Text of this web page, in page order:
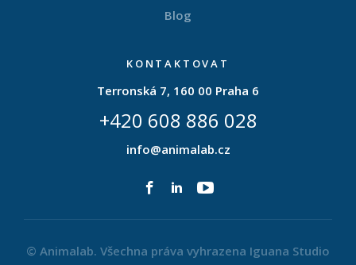
Blog
KONTAKTOVAT
Terronská 7, 160 00 Praha 6
+420 608 886 028
info@animalab.cz
© Animalab. Všechna práva vyhrazena Iguana Studio